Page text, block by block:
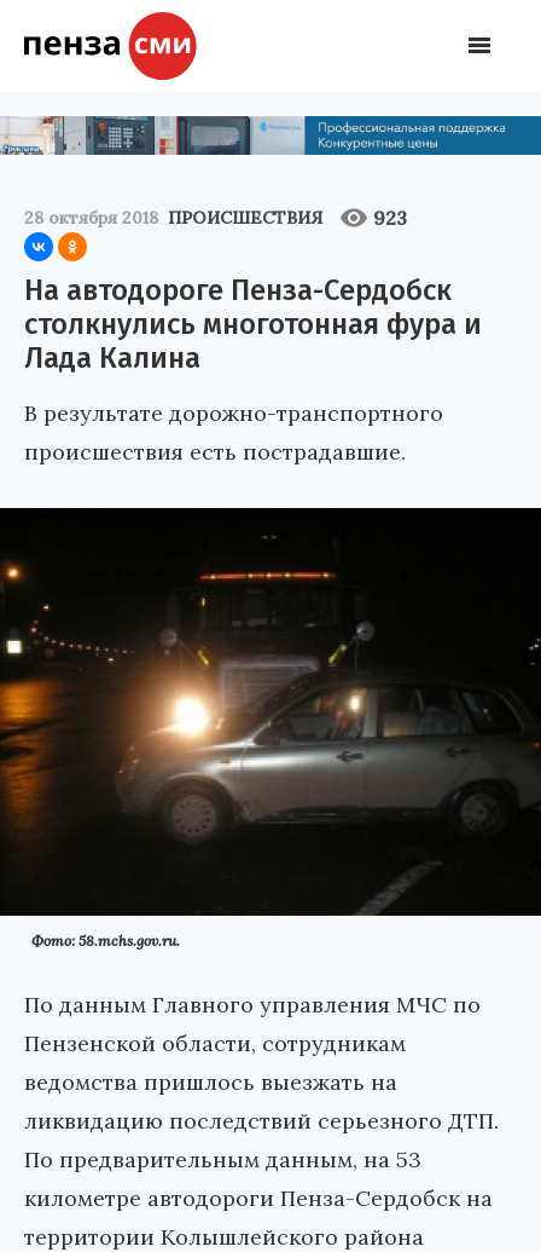
28 октября 2018 ПРОИСШЕСТВИЯ 923
На автодороге Пенза-Сердобск
столкнулись многотонная фура и
Лада Калина
В результате дорожно-транспортного
происшествия есть пострадавшие.
Фото: 58.mchs.gov.ru.
По данным Главного управления МЧС по
Пензенской области, сотрудникам
ведомства пришлось выезжать на
ликвидацию последствий серьезного ДТП.
По предварительным данным, на 53
километре автодороги Пенза-Сердобск на
территории Колышлейского района